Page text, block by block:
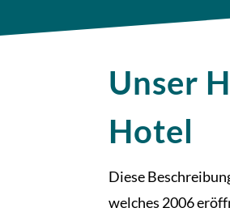
Unser
Hotel
Diese
welches 2006